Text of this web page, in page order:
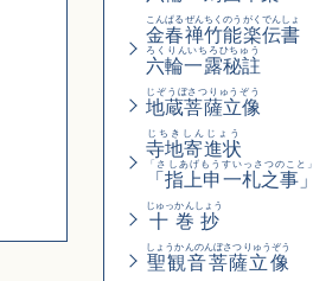
金春禅竹能楽伝書
こんぱるぜんちくのうがくでんしょ
六輪一露秘註
ろくりんいちろひちゅう
地蔵菩薩立像
じぞうぼさつりゅうぞう
寺地寄進状
じちきしんじょう
「指上申一札之事」
「さしあげもうすいっさつのこと」
十巻抄
じゅっかんしょう
聖観音菩薩立像
しょうかんのんぼさつりゅうぞう